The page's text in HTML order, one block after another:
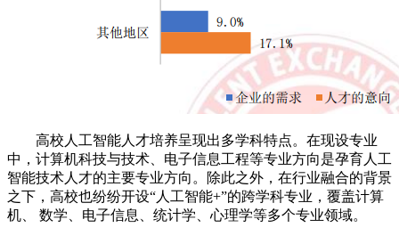
高校人工智能人才培养呈现出多学科特点。在现设专业
中，计算机科技与技术、电子信息工程等专业方向是孕育人工
智能技术人才的主要专业方向。除此之外，在行业融合的背景
之下，高校也纷纷开设“人工智能+”的跨学科专业，覆盖计算
机、 数学、电子信息、统计学、心理学等多个专业领域。